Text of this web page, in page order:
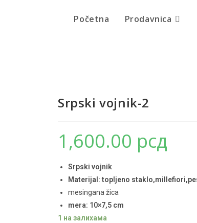
Početna Prodavnica
Srpski vojnik-2
1,600.00 рсд
Srpski vojnik
Materijal: topljeno
mesingana žica
mera: 10×7,5 cm
1 на залихама